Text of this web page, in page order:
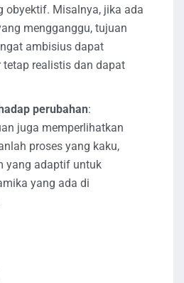
obyektif. Misalnya, jika ada
mengganggu, tujuan
ambisius dapat
realistis dan dapat
perubahan:
juga memperlihatkan
proses yang kaku,
yang adaptif untuk
yang ada di